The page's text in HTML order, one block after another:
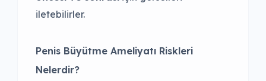
iletebilirler.
Penis Büyütme Ameliyatı Riskleri
Nelerdir?